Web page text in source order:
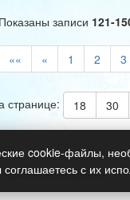
Показаны записи 121-
«« « 1 2 3
странице: 18 30
данных
cookie-файлы,
с их